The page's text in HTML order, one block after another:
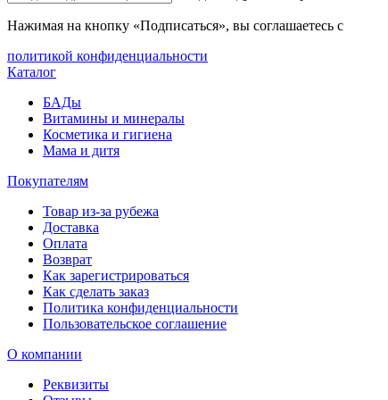
Нажимая на кнопку «Подписаться», вы соглашаетесь с
политикой конфиденциальности
Каталог
БАДы
Витамины и минералы
Косметика и гигиена
Мама и дитя
Покупателям
Товар из-за рубежа
Доставка
Оплата
Возврат
Как зарегистрироваться
Как сделать заказ
Политика конфиденциальности
Пользовательское соглашение
О компании
Реквизиты